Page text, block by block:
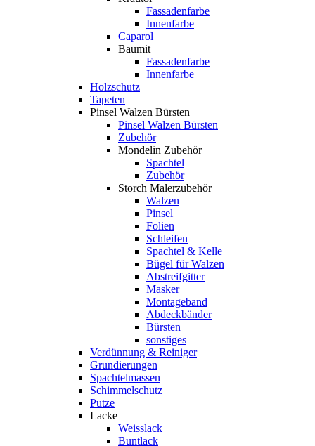
Fassadenfarbe
Innenfarbe
Caparol
Baumit
Fassadenfarbe
Innenfarbe
Holzschutz
Tapeten
Pinsel Walzen Bürsten
Pinsel Walzen Bürsten
Zubehör
Mondelin Zubehör
Spachtel
Zubehör
Storch Malerzubehör
Walzen
Pinsel
Folien
Schleifen
Spachtel & Kelle
Bügel für Walzen
Abstreifgitter
Masker
Montageband
Abdeckbänder
Bürsten
sonstiges
Verdünnung & Reiniger
Grundierungen
Spachtelmassen
Schimmelschutz
Putze
Lacke
Weisslack
Buntlack